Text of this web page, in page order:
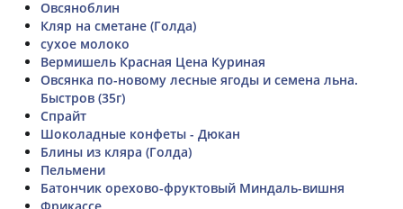
Овсяноблин
Кляр на сметане (Голда)
сухое молоко
Вермишель Красная Цена Куриная
Овсянка по-новому лесные ягоды и семена льна.
Быстров (35г)
Спрайт
Шоколадные конфеты - Дюкан
Блины из кляра (Голда)
Пельмени
Батончик орехово-фруктовый Миндаль-вишня